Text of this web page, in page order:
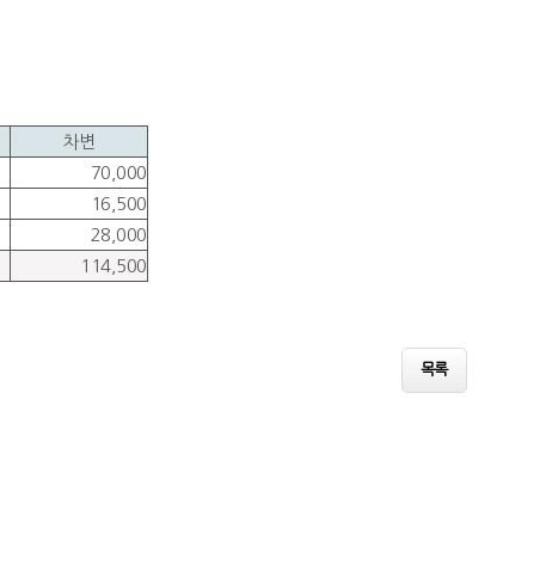
차변
70,000
16,500
28,000
114,500
목록